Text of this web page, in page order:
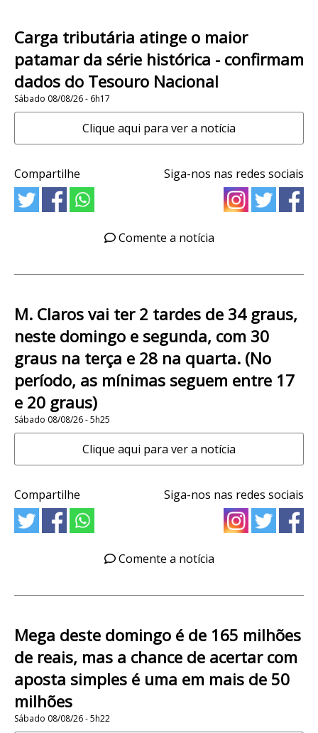
Carga tributária atinge o maior
patamar da série histórica - confirmam
dados do Tesouro Nacional
Sábado 08/08/26 - 6h17
Clique aqui para ver a notícia
Compartilhe Siga-nos nas redes sociais
Comente a notícia
M. Claros vai ter 2 tardes de 34 graus,
neste domingo e segunda, com 30
graus na terça e 28 na quarta. (No
período, as mínimas seguem entre 17
e 20 graus)
Sábado 08/08/26 - 5h25
Clique aqui para ver a notícia
Compartilhe Siga-nos nas redes sociais
Comente a notícia
Mega deste domingo é de 165 milhões
de reais, mas a chance de acertar com
aposta simples é uma em mais de 50
milhões
Sábado 08/08/26 - 5h22